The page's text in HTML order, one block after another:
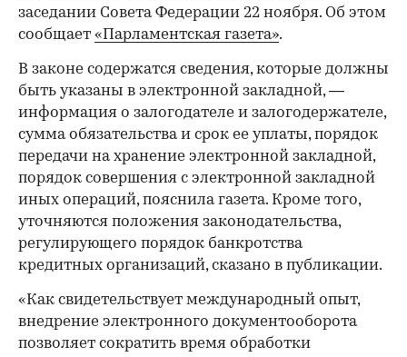
заседании Совета Федерации 22 ноября. Об этом
сообщает «Парламентская газета».
В законе содержатся сведения, которые должны
быть указаны в электронной закладной, —
информация о залогодателе и залогодержателе,
сумма обязательства и срок ее уплаты, порядок
передачи на хранение электронной закладной,
порядок совершения с электронной закладной
иных операций, пояснила газета. Кроме того,
уточняются положения законодательства,
регулирующего порядок банкротства
кредитных организаций, сказано в публикации.
«Как свидетельствует международный опыт,
внедрение электронного документооборота
позволяет сократить время обработки